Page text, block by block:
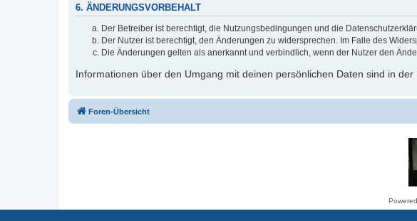
6. ÄNDERUNGSVORBEHALT
Der Betreiber ist berechtigt, die Nutzungsbedingungen und die
Der Nutzer ist berechtigt, den Änderungen zu widersprechen. Im Falle des
Die Änderungen gelten als anerkannt und verbindlich, wenn der Nutzer den
Informationen über den Umgang mit deinen persönlichen Daten sind in
Foren-Übersicht